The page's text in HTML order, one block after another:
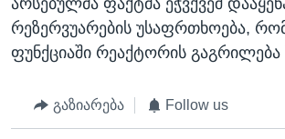
არსებულმა ფაქტმა ეჭვქვეშ
რეზერვუარების უსაფრთხოება,
ფუნქციაში რეაქტორის გაგრილება
გაზიარება Follow us